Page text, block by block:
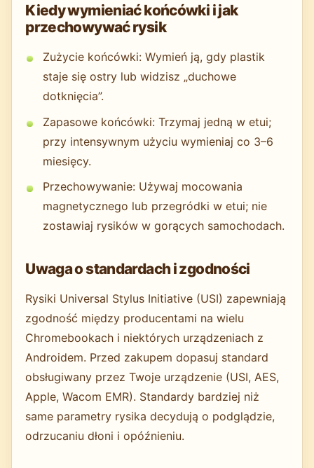
Kiedy wymieniać końcówki i jak
przechowywać rysik
Zużycie końcówki: Wymień ją, gdy plastik
staje się ostry lub widzisz „duchowe
dotknięcia”.
Zapasowe końcówki: Trzymaj jedną w etui;
przy intensywnym użyciu wymieniaj co 3–6
miesięcy.
Przechowywanie: Używaj mocowania
magnetycznego lub przegródki w etui; nie
zostawiaj rysików w gorących samochodach.
Uwaga o standardach i zgodności
Rysiki Universal Stylus Initiative (USI) zapewniają
zgodność między producentami na wielu
Chromebookach i niektórych urządzeniach z
Androidem. Przed zakupem dopasuj standard
obsługiwany przez Twoje urządzenie (USI, AES,
Apple, Wacom EMR). Standardy bardziej niż
same parametry rysika decydują o podglądzie,
odrzucaniu dłoni i opóźnieniu.